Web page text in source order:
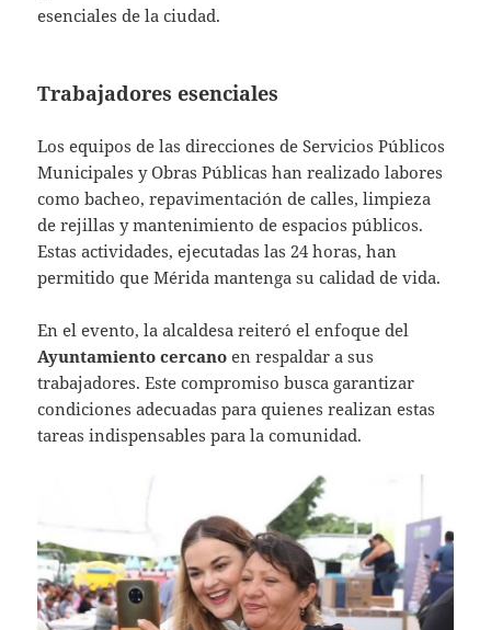
esenciales de la ciudad.
Trabajadores esenciales
Los equipos de las direcciones de Servicios Públicos
Municipales y Obras Públicas han realizado labores
como bacheo, repavimentación de calles, limpieza
de rejillas y mantenimiento de espacios públicos.
Estas actividades, ejecutadas las 24 horas, han
permitido que Mérida mantenga su calidad de vida.
En el evento, la alcaldesa reiteró el enfoque del
Ayuntamiento cercano en respaldar a sus
trabajadores. Este compromiso busca garantizar
condiciones adecuadas para quienes realizan estas
tareas indispensables para la comunidad.